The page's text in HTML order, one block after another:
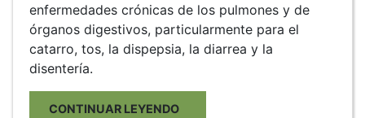
enfermedades crónicas de los pulmones y de
órganos digestivos, particularmente para el
catarro, tos, la dispepsia, la diarrea y la
disentería.
CONTINUAR LEYENDO